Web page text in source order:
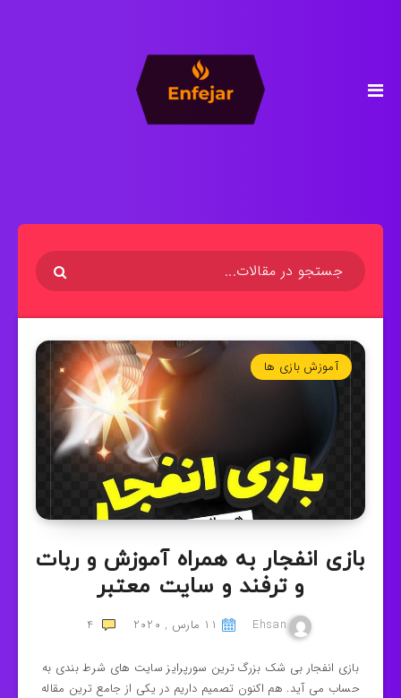
آموزش بازی ها
بازی انفجار به همراه آموزش و ربات
و ترفند و سایت معتبر
Ehsan 11 مارس , 2020 4
بازی انفجار بی شک بزرگ ترین سورپرایز سایت های شرط بندی به
حساب می آید. هم اکنون تصمیم داریم در یکی از جامع ترین مقاله